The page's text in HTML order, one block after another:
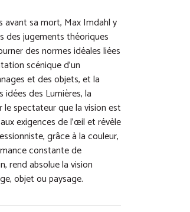
avant sa mort, Max Imdahl y
des jugements théoriques
des normes idéales liées
scénique d’un
et des objets, et la
des Lumières, la
le spectateur que la vision est
exigences de l’œil et révèle
grâce à la couleur,
constante de
rend absolue la vision
objet ou paysage.